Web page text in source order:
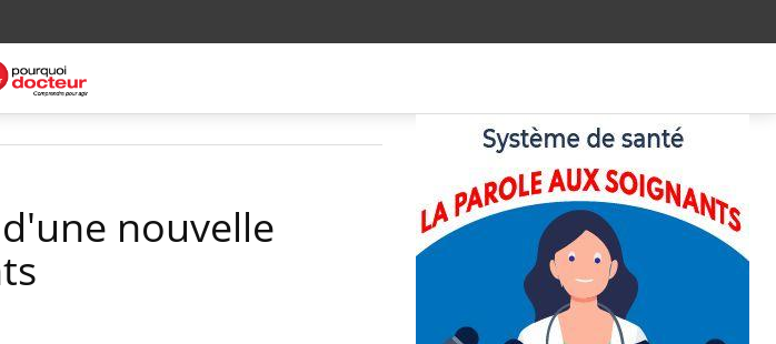
nouvelle